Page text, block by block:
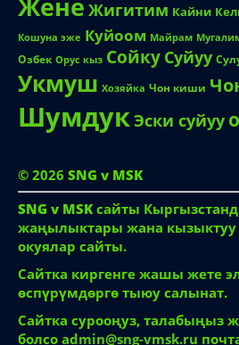
Жигитим Кайни
Кошуна эже Куйоом Майрам
Озбек Орус кыз Сойку Суйуу
Укмуш Хозяйка Чон киши
Шумдук Эски суйуу
© 2026 SNG v MSK
SNG v MSK сайты
жаңылыктары жана кызыктуу
окуялар сайты.
Сайтка киргенге жашы жете
өспүрүмдөргө тыюу салынат.
Сайтка сурооңуз, талабыңыз
болсо admin@sng-vmsk.ru